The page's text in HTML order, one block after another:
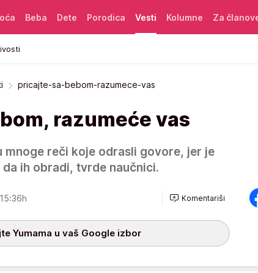
Beba Dete Porodica Vesti Kolumne Za
pricajte-sa-bebom-razumece-vas
razumeće vas
mnoge reči koje odrasli govore, jer je
ih obradi, tvrde naučnici.
Komentariši
Yumama u vaš Google izbor